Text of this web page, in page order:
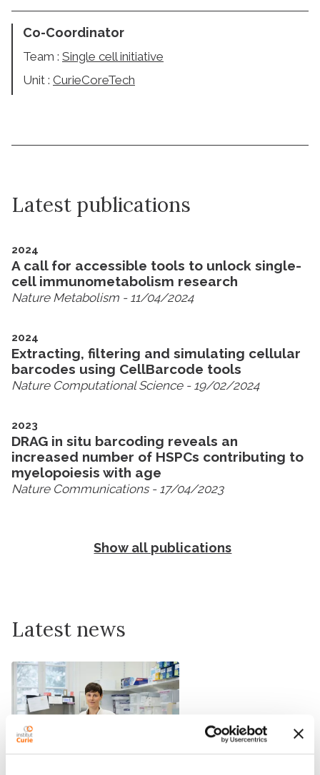
Co-Coordinator
Team : Single cell initiative
Unit : CurieCoreTech
Latest publications
2024
A call for accessible tools to unlock single-
cell immunometabolism research
Nature Metabolism - 11/04/2024
2024
Extracting, filtering and simulating cellular
barcodes using CellBarcode tools
Nature Computational Science- 19/02/2024
2023
DRAG in situ barcoding reveals an
increased number of HSPCs contributing to
myelopoiesis with age
Nature Communications- 17/04/2023
Show all publications
Latest news